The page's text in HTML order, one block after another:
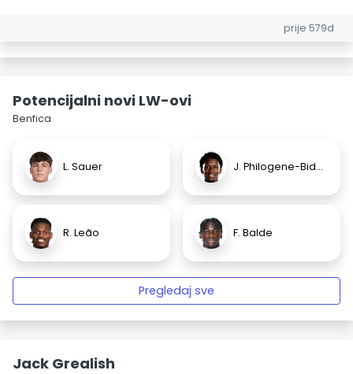
prije 579d
Potencijalni novi LW-ovi
Benfica
L. Sauer J. Philogene-Bidace
R. Leão F. Balde
Pregledaj sve
Jack Grealish